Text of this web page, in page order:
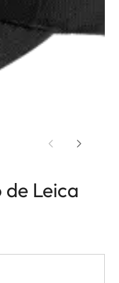
Leica